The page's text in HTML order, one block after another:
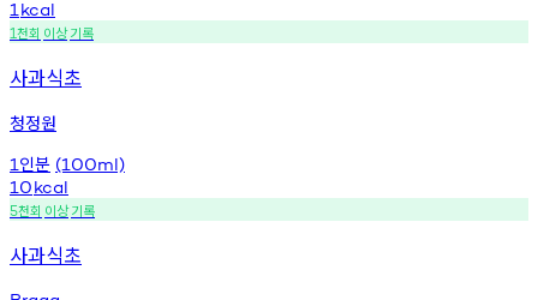
1 kcal
1천회 이상기록
사과식초
청정원
1 인분 (100ml)
10kcal
5천회 이상기록
사과식초